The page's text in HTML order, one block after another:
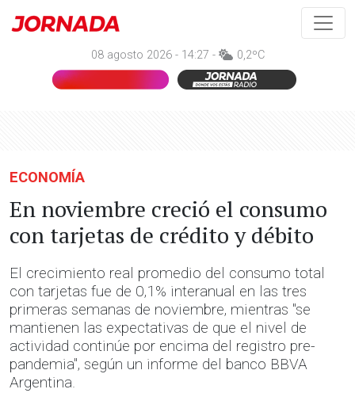
08 agosto 2026 - 14:27 - 0,2ºC
ECONOMÍA
En noviembre creció el consumo
con tarjetas de crédito y débito
El crecimiento real promedio del consumo total
con tarjetas fue de 0,1% interanual en las tres
primeras semanas de noviembre, mientras "se
mantienen las expectativas de que el nivel de
actividad continúe por encima del registro pre-
pandemia", según un informe del banco BBVA
Argentina.